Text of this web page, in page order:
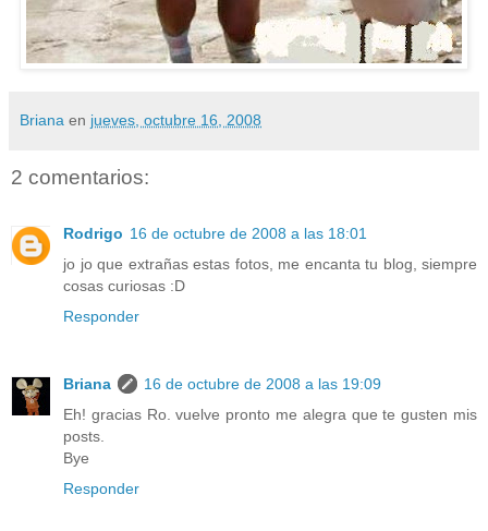
Briana en jueves, octubre 16, 2008
2 comentarios:
Rodrigo 16 de octubre de 2008 a las 18:01
jo jo que extrañas estas fotos, me encanta tu blog, siempre
cosas curiosas :D
Responder
Briana
16 de octubre de 2008 a las 19:09
Eh! gracias Ro. vuelve pronto me alegra que te gusten mis
posts.
Bye
Responder